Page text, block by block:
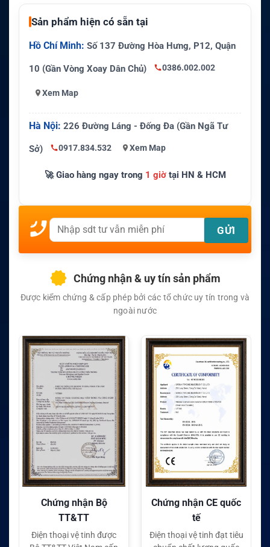
Sản phẩm hiện có sẵn tại
Hồ Chí Minh: Số 137 Đường Hòa Hưng, P12, Quận
10 (Gần Vòng Xoay Dân Chủ) 0386.002.002
Xem Map
Hà Nội: 226 Đường Láng - Đống Đa (Gần Ngã Tư
Sở) 0917.834.532 Xem Map
🚀 Giao hàng ngay trong 1 giờtại HN & HCM
Chứng nhận & uy tín sản phẩm
Được kiểm chứng & cấp phép bởi các tổ chức uy tín trong và
ngoài nước
Chứng nhận Bộ
TT&TT
Điện thoại vệ tinh được
Chứng nhận CE quốc
tế
Điện thoại vệ tinh đạt tiêu